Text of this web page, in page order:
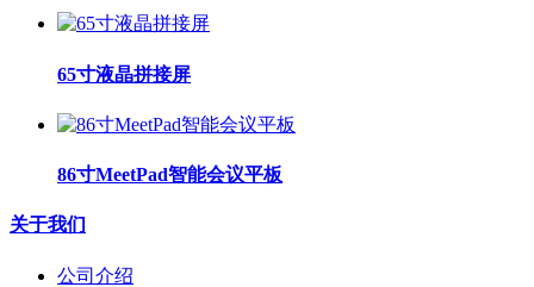
65寸液晶拼接屏
86寸MeetPad智能会议平板
关于我们
公司介绍